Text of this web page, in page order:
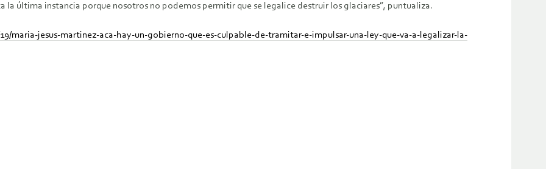
la última instancia porque nosotros no podemos permitir que se legalice destruir los glaciares”, puntualiza.
maria-jesus-martinez-aca-hay-un-gobierno-que-es-culpable-de-tramitar-e-impulsar-una-ley-que-va-a-legalizar-la-